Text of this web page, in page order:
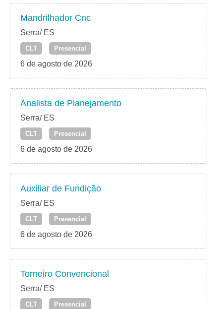
Mandrilhador Cnc
Serra/ ES
CLT Presencial
6 de agosto de 2026
Analista de Planejamento
Serra/ ES
CLT Presencial
6 de agosto de 2026
Auxiliar de Fundição
Serra/ ES
CLT Presencial
6 de agosto de 2026
Torneiro Convencional
Serra/ ES
CLT Presencial